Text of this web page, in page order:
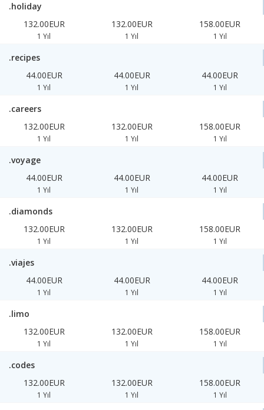
.holiday
132.00EUR
1 Yıl
132.00EUR
1 Yıl
158.00EUR
1 Yıl
.recipes
44.00EUR
1 Yıl
44.00EUR
1 Yıl
44.00EUR
1 Yıl
.careers
132.00EUR
1 Yıl
132.00EUR
1 Yıl
158.00EUR
1 Yıl
.voyage
44.00EUR
1 Yıl
44.00EUR
1 Yıl
44.00EUR
1 Yıl
.diamonds
132.00EUR
1 Yıl
132.00EUR
1 Yıl
158.00EUR
1 Yıl
.viajes
44.00EUR
1 Yıl
44.00EUR
1 Yıl
44.00EUR
1 Yıl
.limo
132.00EUR
1 Yıl
132.00EUR
1 Yıl
158.00EUR
1 Yıl
.codes
132.00EUR
1 Yıl
132.00EUR
1 Yıl
158.00EUR
1 Yıl